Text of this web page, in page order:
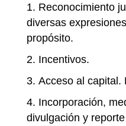
Reconocimiento
diversas
propósito.
Incentivos.
Acceso al capital.
Incorporación,
divulgación y